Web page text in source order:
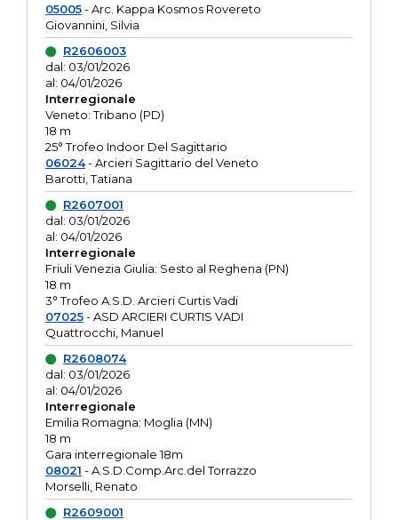
05005- Arc. Kappa Kosmos Rovereto
Giovannini, Silvia
R2606003
dal: 03/01/2026
al: 04/01/2026
Interregionale
Veneto: Tribano (PD)
18 m
25° Trofeo Indoor Del Sagittario
06024- Arcieri Sagittario del Veneto
Barotti, Tatiana
R2607001
dal: 03/01/2026
al: 04/01/2026
Interregionale
Friuli Venezia Giulia: Sesto al Reghena (PN)
18 m
3° Trofeo A.S.D. Arcieri Curtis Vadi
07025- ASD ARCIERI CURTIS VADI
Quattrocchi, Manuel
R2608074
dal: 03/01/2026
al: 04/01/2026
Interregionale
Emilia Romagna: Moglia (MN)
18 m
Gara interregionale 18m
08021 - A.S.D.Comp.Arc.del Torrazzo
Morselli, Renato
R2609001